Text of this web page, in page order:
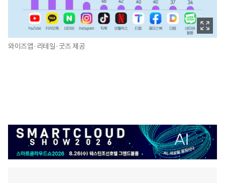
와이즈앱·리테일·굿즈 제공